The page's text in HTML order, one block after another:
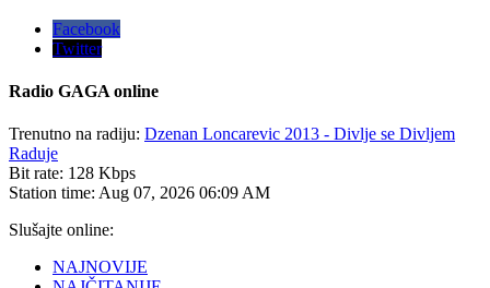
Facebook
Twitter
Radio GAGA online
Trenutno na radiju: Dzenan Loncarevic 2013 - Divlje se Divljem
Raduje
Bit rate: 128 Kbps
Station time: Aug 07, 2026 06:09 AM
Slušajte online:
NAJNOVIJE